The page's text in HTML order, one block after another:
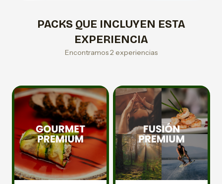
PACKS QUE INCLUYEN ESTA
EXPERIENCIA
Encontramos 2 experiencias